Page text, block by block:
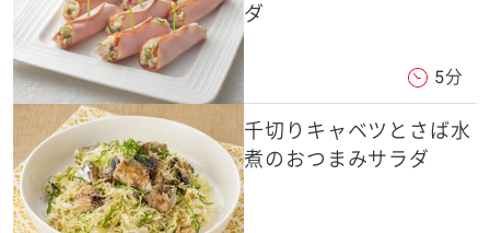
ダ
5分
千切りキャベツとさば水
煮のおつまみサラダ